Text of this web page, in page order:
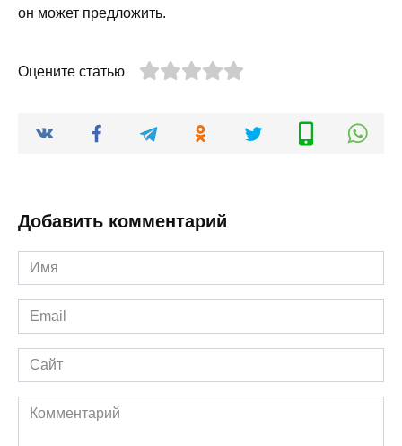
он может предложить.
Оцените статью
Добавить комментарий
Имя
*
Email
*
Сайт
Комментарий